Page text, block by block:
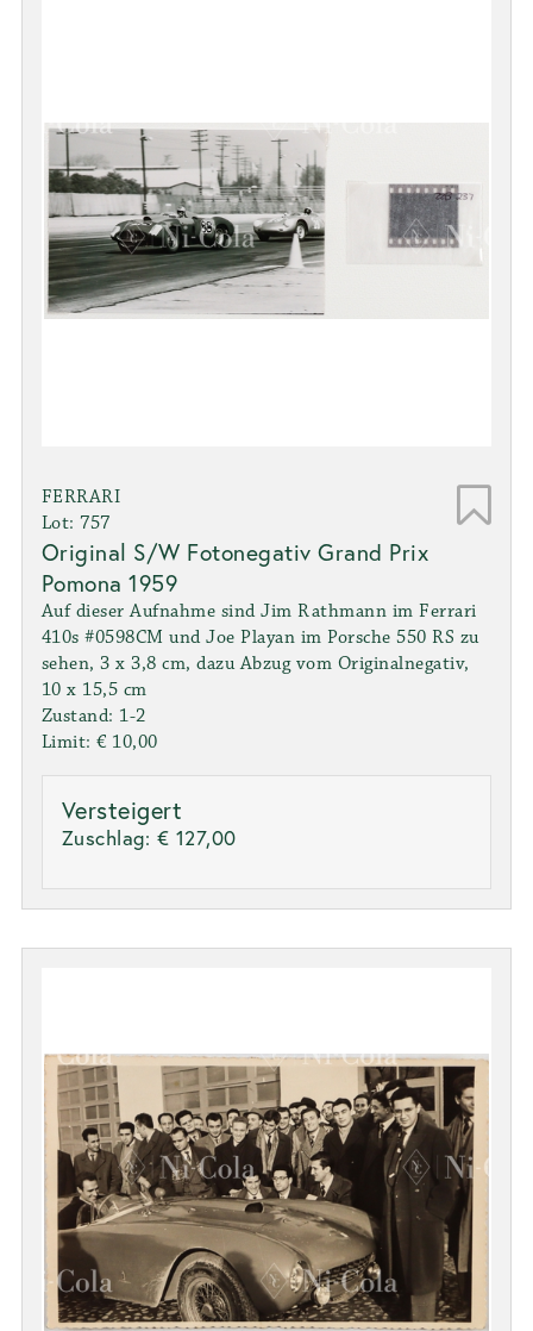
FERRARI
Lot: 757
Original S/W Fotonegativ Grand Prix
Pomona 1959
Auf dieser Aufnahme sind Jim Rathmann im Ferrari
410s #0598CM und Joe Playan im Porsche 550 RS zu
sehen, 3 x 3,8 cm, dazu Abzug vom Originalnegativ,
10 x 15,5 cm
Zustand: 1-2
Limit: € 10,00
Versteigert
Zuschlag: € 127,00